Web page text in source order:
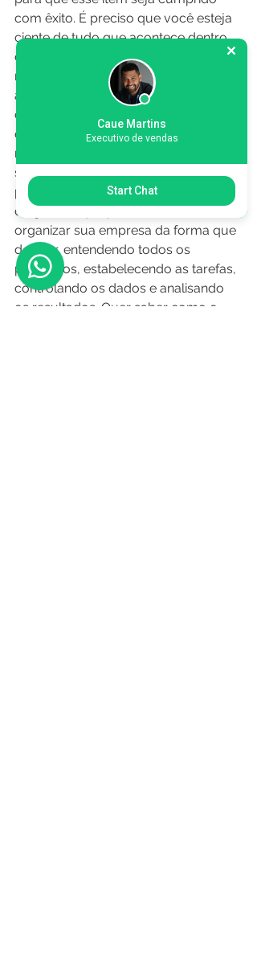
com êxito. É preciso que você esteja
ciente de tudo que acontece dentro
da sua organização, medindo
resultado, solucionando problemas e
acompanhando o cotidiano dos
colaboradores.  Procure verificar no
que a sua empresa está acertando e
no que ela está errando, buscando
soluções para otimizar o processo
produtivo. O SAT é um ótimo sistema
de gestão, que possibilita a você
organizar sua empresa da forma que
desejar, entendendo todos os
processos, estabelecendo as tarefas,
controlando os dados e analisando
os resultados. Quer saber como o
Caue Martins
Executivo de vendas
Start Chat